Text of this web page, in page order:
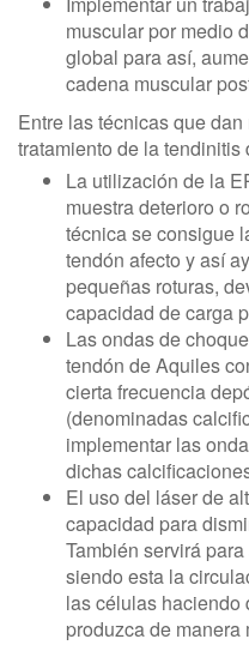
muscular por medio
global para así,
cadena muscular
Entre las técnicas que
tratamiento de la tendinitis
La utilización de la
muestra deterioro o
técnica se consigue
tendón afecto y así
pequeñas roturas,
capacidad de carga
Las ondas de
tendón de Aquiles
cierta frecuencia
(denominadas
implementar las
dichas
El uso del láser de
capacidad para
También servirá
siendo esta la
las células haciendo
produzca de manera